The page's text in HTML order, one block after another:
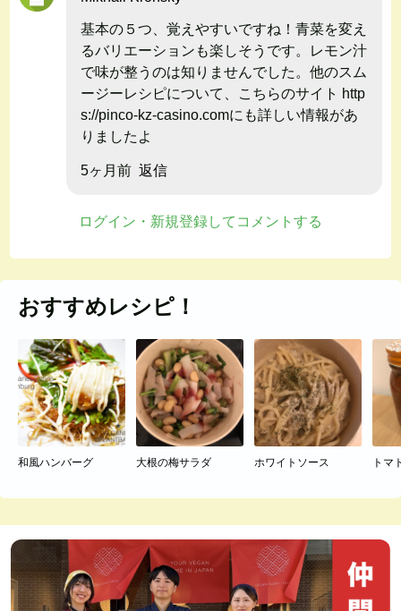
基本の５つ、覚えやすいですね！青菜を変え
るバリエーションも楽しそうです。レモン汁
で味が整うのは知りませんでした。他のスム
ージーレシピについて、こちらのサイト http
s://pinco-kz-casino.comにも詳しい情報があ
りましたよ
5ヶ月前 返信
ログイン・新規登録してコメントする
おすすめレシピ！
和風ハンバーグ 大根の梅サラダ ホワイトソース トマ